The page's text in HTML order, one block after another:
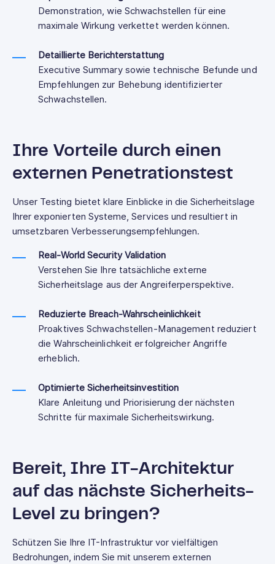
Demonstration, wie Schwachstellen für eine
maximale Wirkung verkettet werden können.
Detaillierte Berichterstattung
Executive Summary sowie technische Befunde und
Empfehlungen zur Behebung identifizierter
Schwachstellen.
Ihre Vorteile durch einen
externen Penetrationstest
Unser Testing bietet klare Einblicke in die Sicherheitslage
Ihrer exponierten Systeme, Services und resultiert in
umsetzbaren Verbesserungsempfehlungen.
Real-World Security Validation
Verstehen Sie Ihre tatsächliche externe
Sicherheitslage aus der Angreiferperspektive.
Reduzierte Breach-Wahrscheinlichkeit
Proaktives Schwachstellen-Management reduziert
die Wahrscheinlichkeit erfolgreicher Angriffe
erheblich.
Optimierte Sicherheitsinvestition
Klare Anleitung und Priorisierung der nächsten
Schritte für maximale Sicherheitswirkung.
Bereit, Ihre IT-Architektur
auf das nächste Sicherheits-
Level zu bringen?
Schützen Sie Ihre IT-Infrastruktur vor vielfältigen
Bedrohungen, indem Sie mit unserem externen